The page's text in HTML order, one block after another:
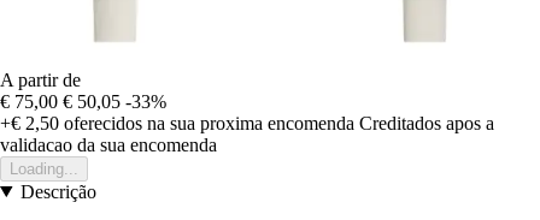
A partir de
€ 75,00 € 50,05 -33%
+€ 2,50 oferecidos na sua proxima encomenda Creditados apos a
validacao da sua encomenda
Loading...
Descrição